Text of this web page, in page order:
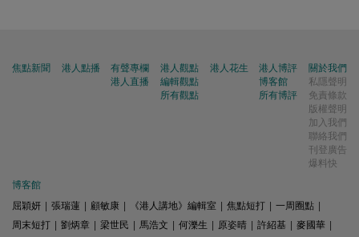
焦點新聞 港人點播
有聲專欄
港人直播
港人觀點
編輯觀點
所有觀點
港人花生
港人博評
博客館
所有博評
關於我們
私隱聲明
免責條款
版權聲明
加入我們
聯絡我們
刊登廣告
爆料快
博客館
屈穎妍
張瑞蓮 顧敏康 《港人講地》編輯室 焦點短打 一周圈點
周末短打
劉炳章 梁世民 馬浩文 何濼生 原姿晴 許紹基 麥國華